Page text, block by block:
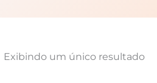
Exibindo um único resultado